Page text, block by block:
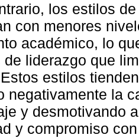
los estilos
con menores
académico, lo
de liderazgo que
estilos
negativamente la
y desmotivando
y compromiso